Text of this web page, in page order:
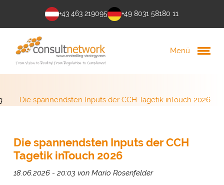
+43 463 219095 +49 8031 58180 11
Menü
Die spannendsten Inputs der CCH Tagetik inTouch 2026
Die spannendsten Inputs der CCH
Tagetik inTouch 2026
18.06.2026 - 20:03 von Mario Rosenfelder